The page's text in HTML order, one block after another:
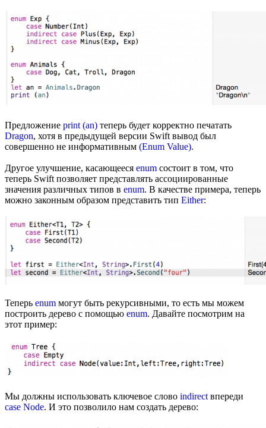
Предложение print (an) теперь будет корректно печатать
Dragon, хотя в предыдущей версии Swift вывод был
совершенно не информативным (Enum Value).
Другое улучшение, касающееся enum состоит в том, что
теперь Swift позволяет представлять ассоциированные
значения различных типов в enum. В качестве примера, теперь
можно законным образом представить тип Either:
Теперь enum могут быть рекурсивными, то есть мы можем
построить дерево с помощью enum. Давайте посмотрим на
этот пример:
Мы должны использовать ключевое слово indirect впереди
case Node. И это позволило нам создать дерево: